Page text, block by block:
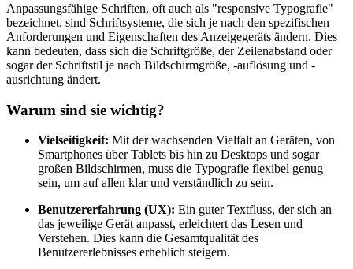
Anpassungsfähige Schriften, oft auch als "responsive Typografie"
bezeichnet, sind Schriftsysteme, die sich je nach den spezifischen
Anforderungen und Eigenschaften des Anzeigegeräts ändern. Dies
kann bedeuten, dass sich die Schriftgröße, der Zeilenabstand oder
sogar der Schriftstil je nach Bildschirmgröße, -auflösung und -
ausrichtung ändert.
Warum sind sie wichtig?
Vielseitigkeit: Mit der wachsenden Vielfalt an Geräten, von
Smartphones über Tablets bis hin zu Desktops und sogar
großen Bildschirmen, muss die Typografie flexibel genug
sein, um auf allen klar und verständlich zu sein.
Benutzererfahrung (UX): Ein guter Textfluss, der sich an
das jeweilige Gerät anpasst, erleichtert das Lesen und
Verstehen. Dies kann die Gesamtqualität des
Benutzererlebnisses erheblich steigern.